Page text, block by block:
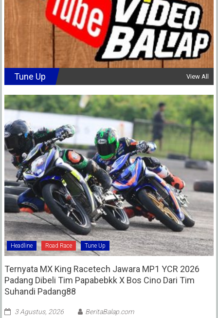
Tune Up View All
Headline Road Race Tune Up
Ternyata MX King Racetech Jawara MP1 YCR 2026
Padang Dibeli Tim Papabebkk X Bos Cino Dari Tim
Suhandi Padang88
3 Agustus, 2026 BeritaBalap.com